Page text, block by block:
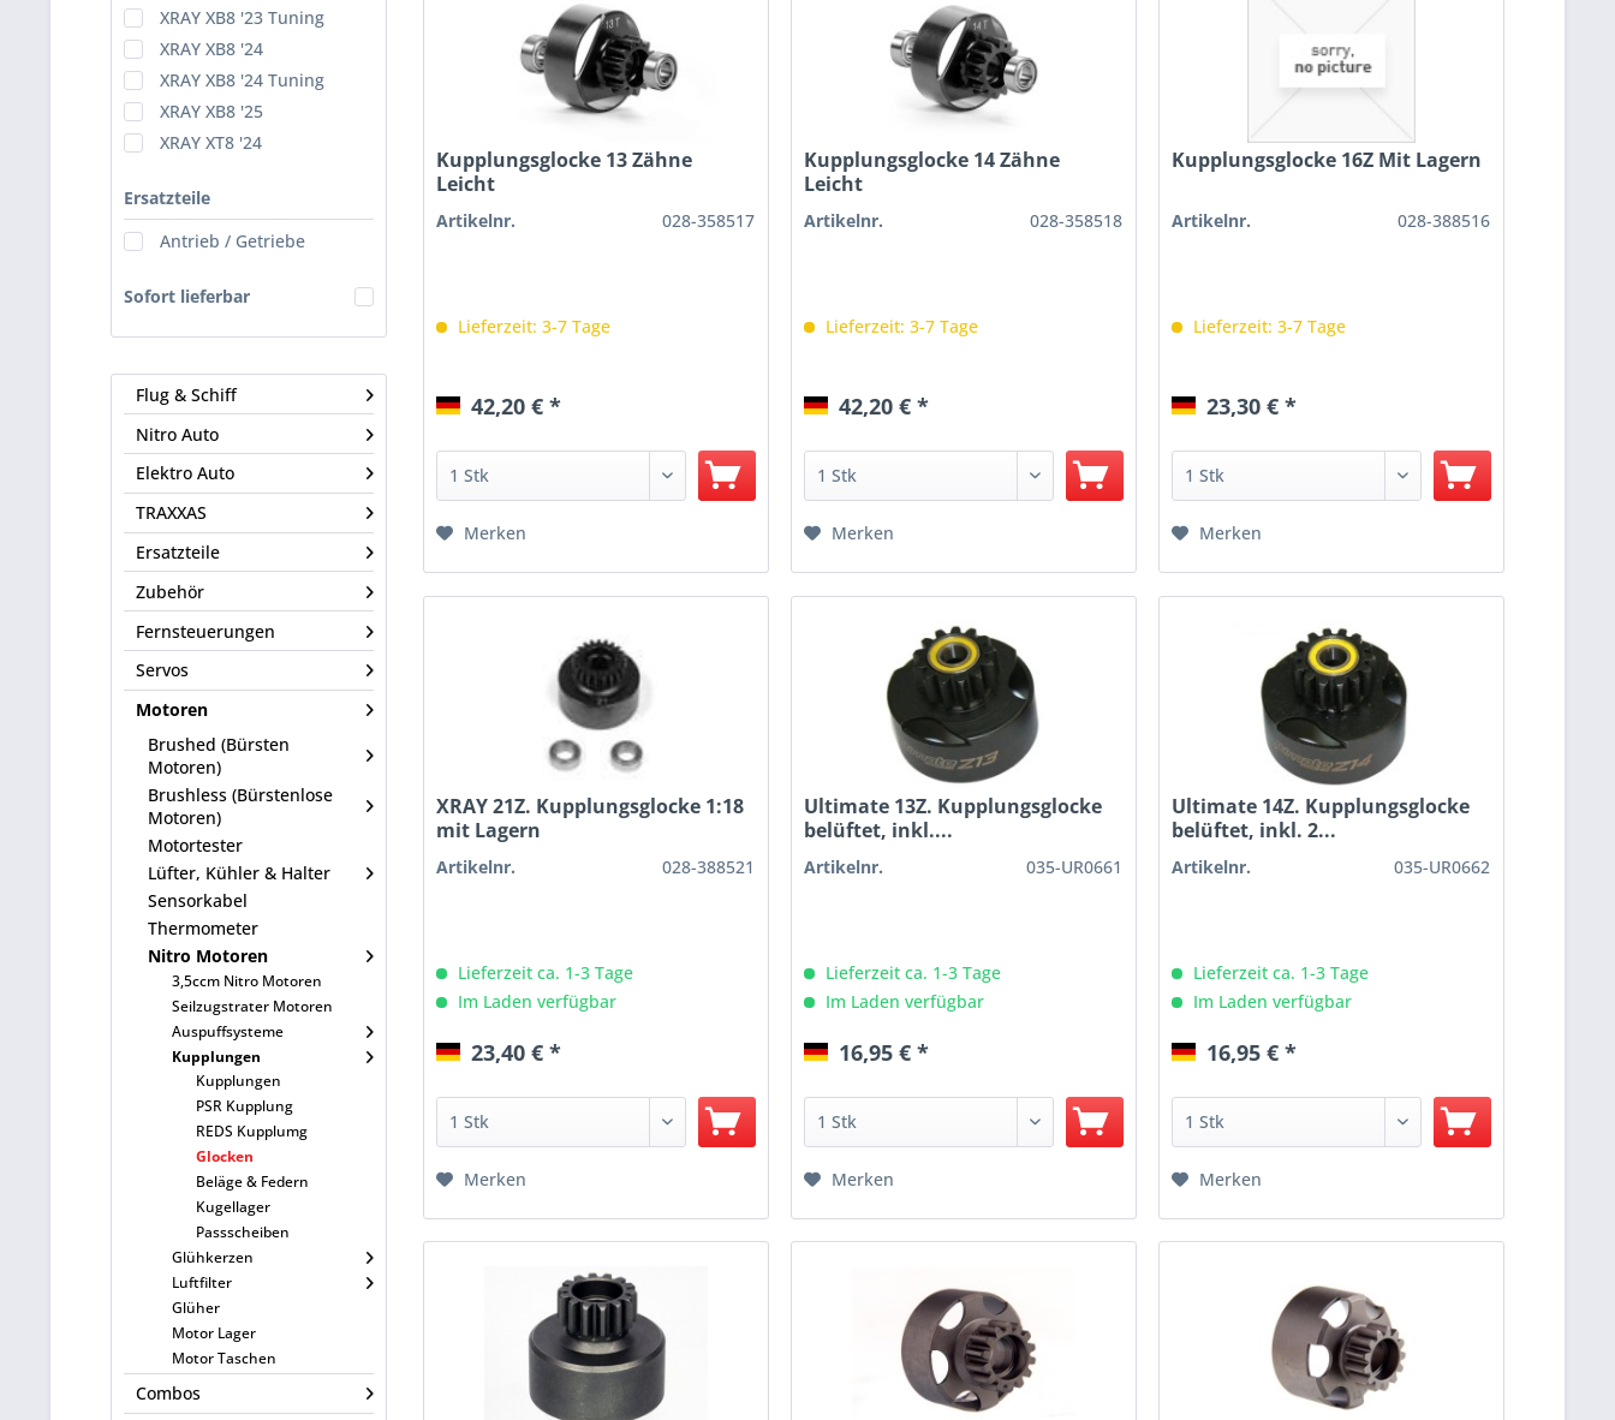
XRAY XB8 '23 Tuning
XRAY XB8 '24
XRAY XB8 '24 Tuning
XRAY XB8 '25
XRAY XT8 '24
Ersatzteile
Antrieb / Getriebe
Sofort lieferbar
Flug & Schiff
Nitro Auto
Elektro Auto
TRAXXAS
Ersatzteile
Zubehör
Fernsteuerungen
Servos
Motoren
Brushed (Bürsten
Motoren)
Brushless (Bürstenlose
Motoren)
Motortester
Lüfter, Kühler & Halter
Sensorkabel
Thermometer
Nitro Motoren
3,5ccm Nitro Motoren
Seilzugstrater Motoren
Auspuffsysteme
Kupplungen
Kupplungen
PSR Kupplung
REDS Kupplumg
Glocken
Beläge & Federn
Kugellager
Passscheiben
Glühkerzen
Luftfilter
Glüher
Motor Lager
Motor Taschen
Combos
Kupplungsglocke 13 Zähne
Leicht
Artikelnr. 028-358517
Lieferzeit: 3-7 Tage
42,20 € *
Merken
Kupplungsglocke 14 Zähne
Leicht
Artikelnr. 028-358518
Lieferzeit: 3-7 Tage
42,20 € *
Merken
Kupplungsglocke 16Z Mit Lagern
Artikelnr. 028-388516
Lieferzeit: 3-7 Tage
23,30 € *
Merken
XRAY 21Z. Kupplungsglocke 1:18
mit Lagern
Artikelnr. 028-388521
Lieferzeit ca. 1-3 Tage
Im Laden verfügbar
23,40 € *
Merken
Ultimate 13Z. Kupplungsglocke
belüftet, inkl....
Artikelnr. 035-UR0661
Lieferzeit ca. 1-3 Tage
Im Laden verfügbar
16,95 € *
Merken
Ultimate 14Z. Kupplungsglocke
belüftet, inkl. 2...
Artikelnr. 035-UR0662
Lieferzeit ca. 1-3 Tage
Im Laden verfügbar
16,95 € *
Merken